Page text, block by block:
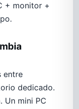
+ monitor +
entre
dedicado.
Un mini PC